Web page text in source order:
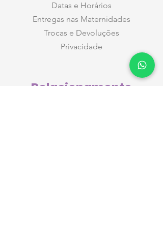
Datas e Horários
Entregas nas Maternidades
Trocas e Devoluções
Privacidade
Relacionamento